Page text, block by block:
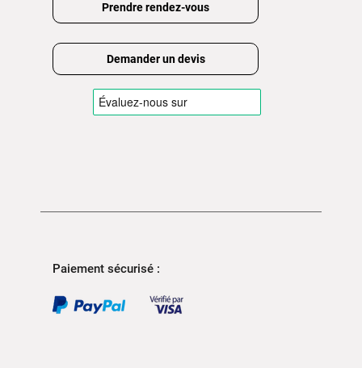
Prendre rendez-vous
Demander un devis
Paiement sécurisé :